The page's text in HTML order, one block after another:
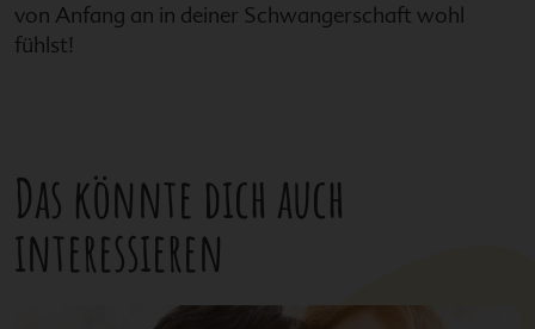
von Anfang an in deiner Schwangerschaft wohl
fühlst!
Das könnte dich auch
interessieren